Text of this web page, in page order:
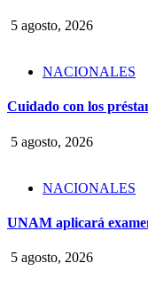
5 agosto, 2026
NACIONALES
Cuidado con los
5 agosto, 2026
NACIONALES
UNAM aplicará
5 agosto, 2026